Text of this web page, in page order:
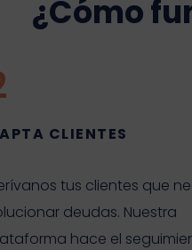
¿Cómo
CLIENTES
tus clientes que
deudas. Nuestra
hace el